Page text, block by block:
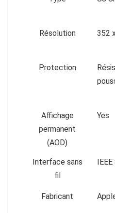
Résolution 352
Protection
Affichage
permanent
(AOD)
Yes
Interface sans
fil
Fabricant